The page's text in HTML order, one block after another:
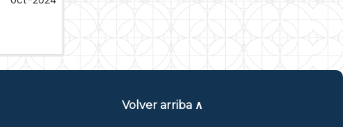
Volver arriba ∧